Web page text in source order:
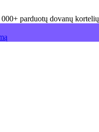
000+ parduotų dovanų kortelių